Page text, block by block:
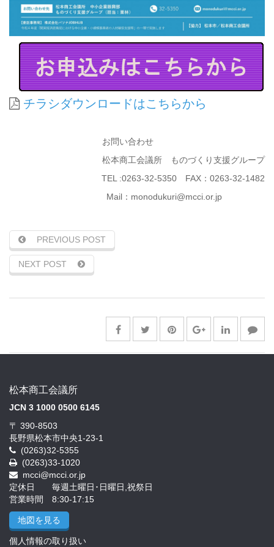
チラシダウンロードはこちらから
お問い合わせ
松本商工会議所 ものづくり支援グループ
TEL :0263-32-5350 FAX：0263-32-1482
Mail：monodukuri@mcci.or.jp
PREVIOUS POST
NEXT POST
松本商工会議所
JCN 3 1000 0500 6145
〒 390-8503
長野県松本市中央1-23-1
(0263)32-5355
(0263)33-1020
mcci@mcci.or.jp
定休日 毎週土曜日･日曜日,祝祭日
営業時間 8:30-17:15
地図を見る
個人情報の取り扱い